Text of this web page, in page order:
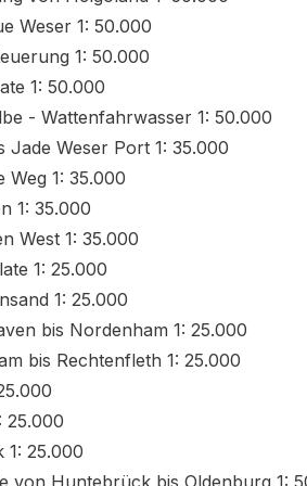
Weser 1: 50.000
1: 50.000
1: 50.000
- Wattenfahrwasser 1: 50.000
Jade Weser Port 1: 35.000
Weg 1: 35.000
1: 35.000
West 1: 35.000
1: 25.000
1: 25.000
bis Nordenham 1: 25.000
bis Rechtenfleth 1: 25.000
25.000
1: 25.000
von Huntebrück bis Oldenburg 1: